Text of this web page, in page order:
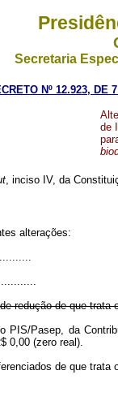
Secretaria
Nº 12.923, DE
de
, inciso IV, da
alterações:
redução de que trata
Pasep, da
0,00 (zero real).
de que trata